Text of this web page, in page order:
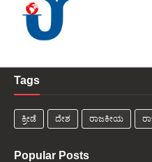
Tags
ಕ್ರೀಡೆ ದೇಶ ರಾಜಕೀಯ
Popular Posts